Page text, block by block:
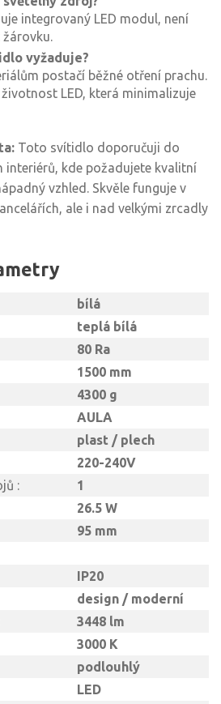
integrovaný LED modul, není
vyžaduje?
postačí běžné otření prachu.
LED, která minimalizuje
Toto svítidlo doporučuji do
interiérů, kde požadujete kvalitní
vzhled. Skvěle funguje v
ale i nad velkými zrcadly
bílá
teplá bílá
80 Ra
1500 mm
4300 g
AULA
plast / plech
220-240V
:
1
26.5 W
95 mm
IP20
design / moderní
3448 lm
3000 K
podlouhlý
LED